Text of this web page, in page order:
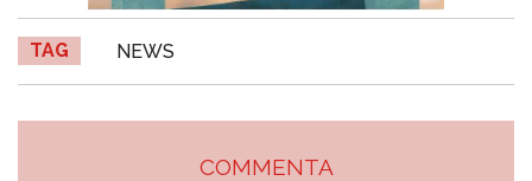
TAG NEWS
COMMENTA